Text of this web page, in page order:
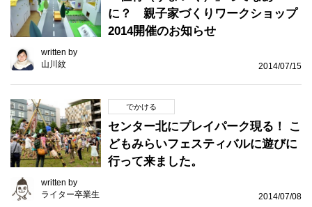
に？ 親子家づくりワークショップ
2014開催のお知らせ
written by
山川紋
2014/07/15
でかける
センター北にプレイパーク現る！ こ
どもみらいフェスティバルに遊びに
行って来ました。
written by
ライター卒業生
2014/07/08